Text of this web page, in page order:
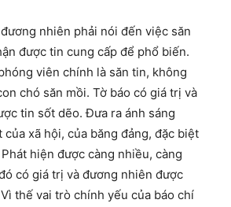
nhiên phải nói đến việc săn
được tin cung cấp để phổ biến.
viên chính là săn tin, không
chó săn mồi. Tờ báo có giá trị và
tin sốt dẽo. Đưa ra ánh sáng
xã hội, của băng đảng, đặc biệt
hiện được càng nhiều, càng
có giá trị và đương nhiên được
thế vai trò chính yếu của báo chí